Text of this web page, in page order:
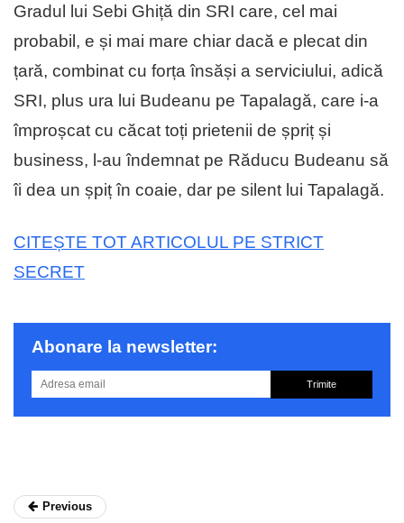
Gradul lui Sebi Ghiță din SRI care, cel mai
probabil, e și mai mare chiar dacă e plecat din
țară, combinat cu forța însăși a serviciului, adică
SRI, plus ura lui Budeanu pe Tapalagă, care i-a
împroșcat cu căcat toți prietenii de șpriț și
business, l-au îndemnat pe Răducu Budeanu să
îi dea un șpiț în coaie, dar pe silent lui Tapalagă.
CITEȘTE TOT ARTICOLUL PE STRICT
SECRET
Abonare la newsletter:
Trimite
Previous